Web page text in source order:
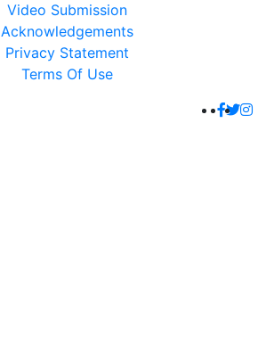
Video Submission
Acknowledgements
Privacy Statement
Terms Of Use